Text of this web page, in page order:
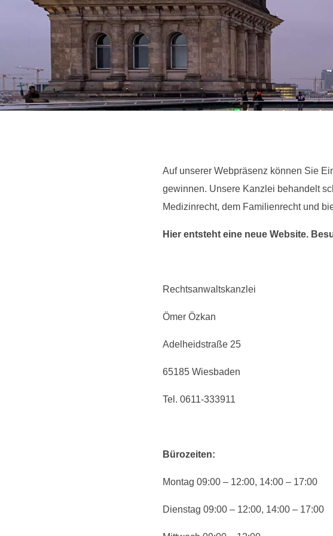
Auf unserer Webpräsenz können Sie
gewinnen. Unsere Kanzlei behandelt
Medizinrecht, dem Familienrecht und
Hier entsteht eine neue Website.
Rechtsanwaltskanzlei
Ömer Özkan
Adelheidstraße 25
65185 Wiesbaden
Tel. 0611-333911
Bürozeiten:
Montag 09:00 – 12:00, 14:00 – 17:00
Dienstag 09:00 – 12:00, 14:00 – 17:00